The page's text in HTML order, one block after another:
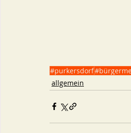
#purkersdorf
allgemein